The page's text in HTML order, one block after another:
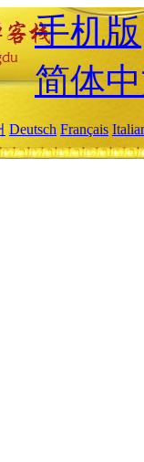
手机版
简体
Deutsch Français